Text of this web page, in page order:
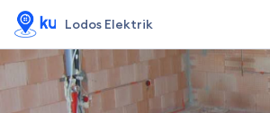
Lodos Elektrik